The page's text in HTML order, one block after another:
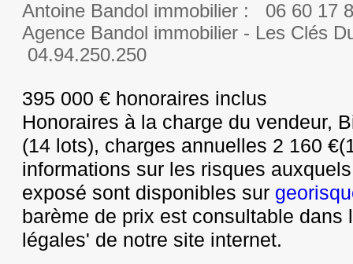
Antoine Bandol immobilier : 06 60 17
Agence Bandol immobilier - Les Clés
04.94.250.250
395 000 € honoraires inclus
Honoraires à la charge du vendeur,
(14 lots), charges annuelles 2 160
informations sur les risques
exposé sont disponibles sur
barème de prix est consultable dans
légales' de notre site internet.